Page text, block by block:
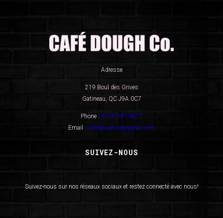
Adresse
219 Boul des Grives
Gatineau, QC J9A 0C7
Phone : (819) 595-9877
Email : cafedoughco@gmail.com
SUIVEZ-NOUS
Suivez-nous sur nos réseaux sociaux et restez connecté avec nous!